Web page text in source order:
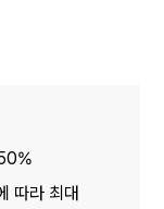
따라 최대